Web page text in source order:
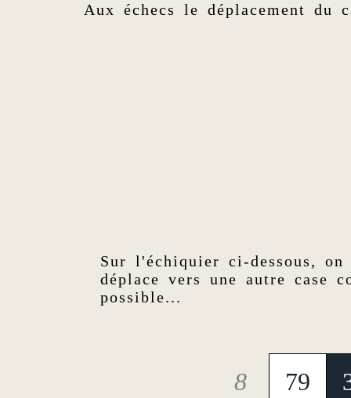
Aux échecs le déplacement
Sur l'échiquier ci-dessous,
déplace vers une autre case
possible...
8 79